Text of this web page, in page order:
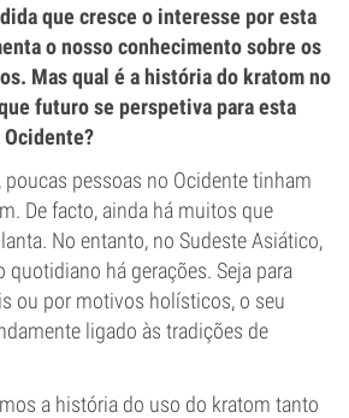
que cresce o interesse por esta
o nosso conhecimento sobre os
Mas qual é a história do kratom no
futuro se perspetiva para esta
pessoas no Ocidente tinham
De facto, ainda há muitos que
No entanto, no Sudeste Asiático,
quotidiano há gerações. Seja para
ou por motivos holísticos, o seu
ligado às tradições de
a história do uso do kratom tanto